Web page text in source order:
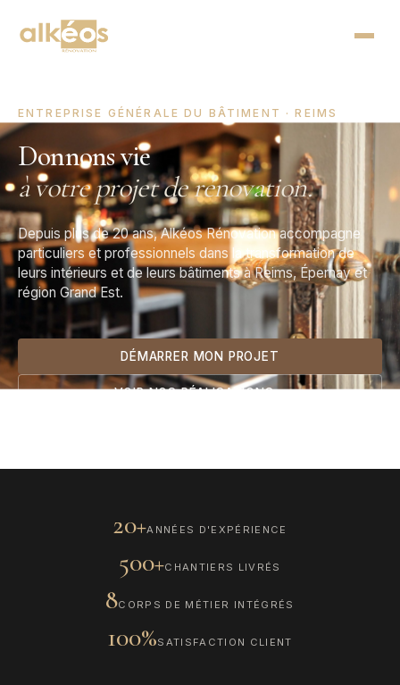
ENTREPRISE GÉNÉRALE DU BÂTIMENT · REIMS
Donnons vie
à votre projet de rénovation.
Depuis plus de 20 ans, Alkéos Rénovation accompagne
particuliers et professionnels dans la transformation de
leurs intérieurs et de leurs bâtiments à Reims, Épernay et
région Grand Est.
DÉMARRER MON PROJET
VOIR NOS RÉALISATIONS→
20+ANNÉES D'EXPÉRIENCE
500+CHANTIERS LIVRÉS
8CORPS DE MÉTIER INTÉGRÉS
100%SATISFACTION CLIENT